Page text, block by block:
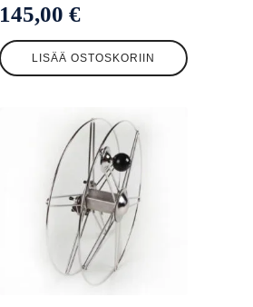
145,00€
LISÄÄ OSTOSKORIIN